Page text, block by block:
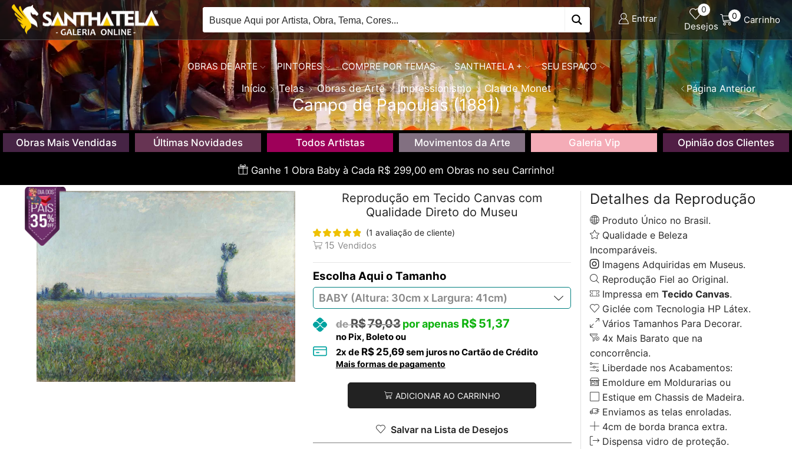
Entrar
0
Desejos
0 Carrinho
OBRAS DE ARTE PINTORES COMPRE POR TEMAS SANTHATELA + SEU ESPAÇO
Início Telas Obras de Arte Impressionismo Claude Monet
Campo de Papoulas (1881)
Página Anterior
Obras Mais Vendidas Últimas Novidades Todos Artistas Movimentos da Arte Galeria Vip Opinião dos Clientes
Ganhe 1 Obra Baby à Cada R$ 299,00 em Obras no seu Carrinho!
Reprodução em Tecido Canvas com
Qualidade Direto do Museu
(1 avaliação de cliente)
15 Vendidos
Tamanho
R$79,03 R$51,37
no Pix, Boleto ou
2x de R$ 25,69sem juros no Cartão de Crédito
Mais formas de pagamento
ADICIONAR AO CARRINHO
Salvar na Lista de Desejos
Detalhes da Reprodução
Produto Único no Brasil.
Qualidade e Beleza
Incomparáveis.
Imagens Adquiridas em Museus.
Reprodução Fiel ao Original.
Impressa em Tecido Canvas.
Giclée com Tecnologia HP Látex.
Vários Tamanhos Para Decorar.
4x Mais Barato que na
concorrência.
Liberdade nos Acabamentos:
Emoldure em Moldurarias ou
Estique em Chassis de Madeira.
Enviamos as telas enroladas.
4cm de borda branca extra.
Dispensa vidro de proteção.